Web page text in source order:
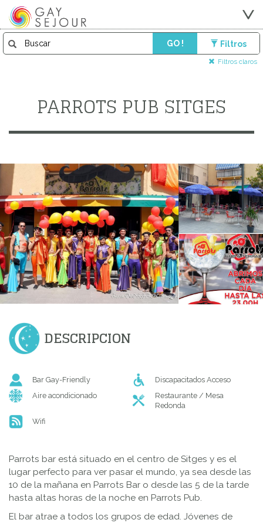
GO ! Filtros
Filtros claros
PARROTS PUB SITGES
DESCRIPCION
Bar Gay-Friendly
Discapacitados Acceso
Aire acondicionado
Restaurante / Mesa
Redonda
Wifi
Parrots bar está situado en el centro de Sitges y es el
lugar perfecto para ver pasar el mundo, ya sea desde las
10 de la mañana en Parrots Bar o desde las 5 de la tarde
hasta altas horas de la noche en Parrots Pub.
El bar atrae a todos los grupos de edad. Jóvenes de